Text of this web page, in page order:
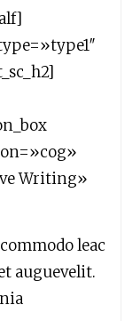
Writing»
leac
auguevelit.